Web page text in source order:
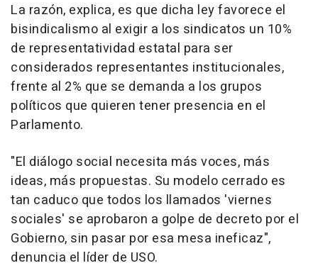
La razón, explica, es que dicha ley favorece el
bisindicalismo al exigir a los sindicatos un 10%
de representatividad estatal para ser
considerados representantes institucionales,
frente al 2% que se demanda a los grupos
políticos que quieren tener presencia en el
Parlamento.
"El diálogo social necesita más voces, más
ideas, más propuestas. Su modelo cerrado es
tan caduco que todos los llamados 'viernes
sociales' se aprobaron a golpe de decreto por el
Gobierno, sin pasar por esa mesa ineficaz",
denuncia el líder de USO.